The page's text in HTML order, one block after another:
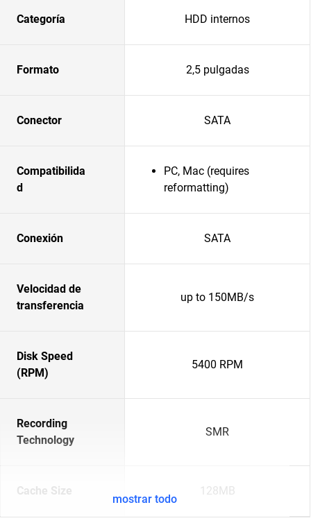
Categoría HDD internos
Formato 2,5 pulgadas
Conector SATA
Compatibilida
d
PC, Mac (requires
reformatting)
Conexión SATA
Velocidad de
transferencia
up to 150MB/s
Disk Speed
(RPM)
5400 RPM
Recording
Technology
SMR
Cache Size 128MB
mostrar todo